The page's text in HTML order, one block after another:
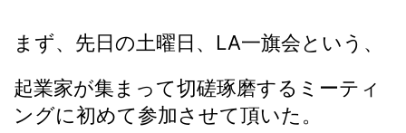
まず、先日の土曜日、LA一旗会という、
起業家が集まって切磋琢磨するミーティ
ングに初めて参加させて頂いた。